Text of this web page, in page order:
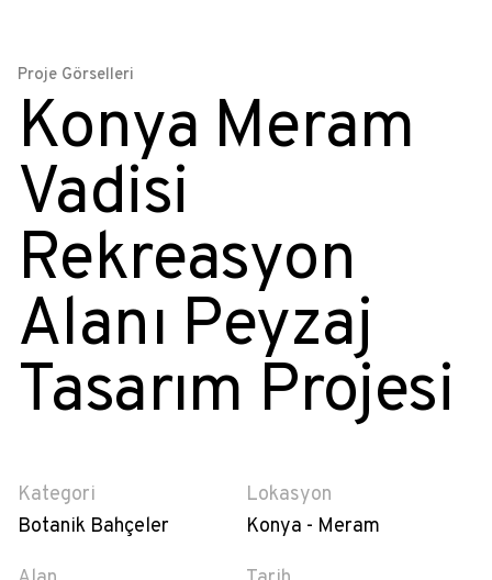
Proje Görselleri
Konya Meram
Vadisi
Rekreasyon
Alanı Peyzaj
Tasarım Projesi
Kategori
Botanik Bahçeler
Lokasyon
Konya - Meram